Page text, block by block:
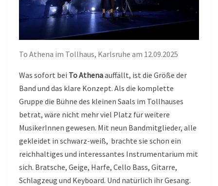
To Athena im Tollhaus, Karlsruhe am 12.09.2025
Was sofort bei To Athenaauffällt, ist die Größe der
Band und das klare Konzept. Als die komplette
Gruppe die Bühne des kleinen Saals im Tollhauses
betrat, wäre nicht mehr viel Platz für weitere
MusikerInnen gewesen. Mit neun Bandmitglieder, alle
gekleidet in schwarz-weiß, brachte sie schon ein
reichhaltiges und interessantes Instrumentarium mit
sich. Bratsche, Geige, Harfe, Cello Bass, Gitarre,
Schlagzeug und Keyboard. Und natürlich ihr Gesang.